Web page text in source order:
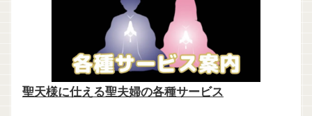
聖天様に仕える聖夫婦の各種サービス